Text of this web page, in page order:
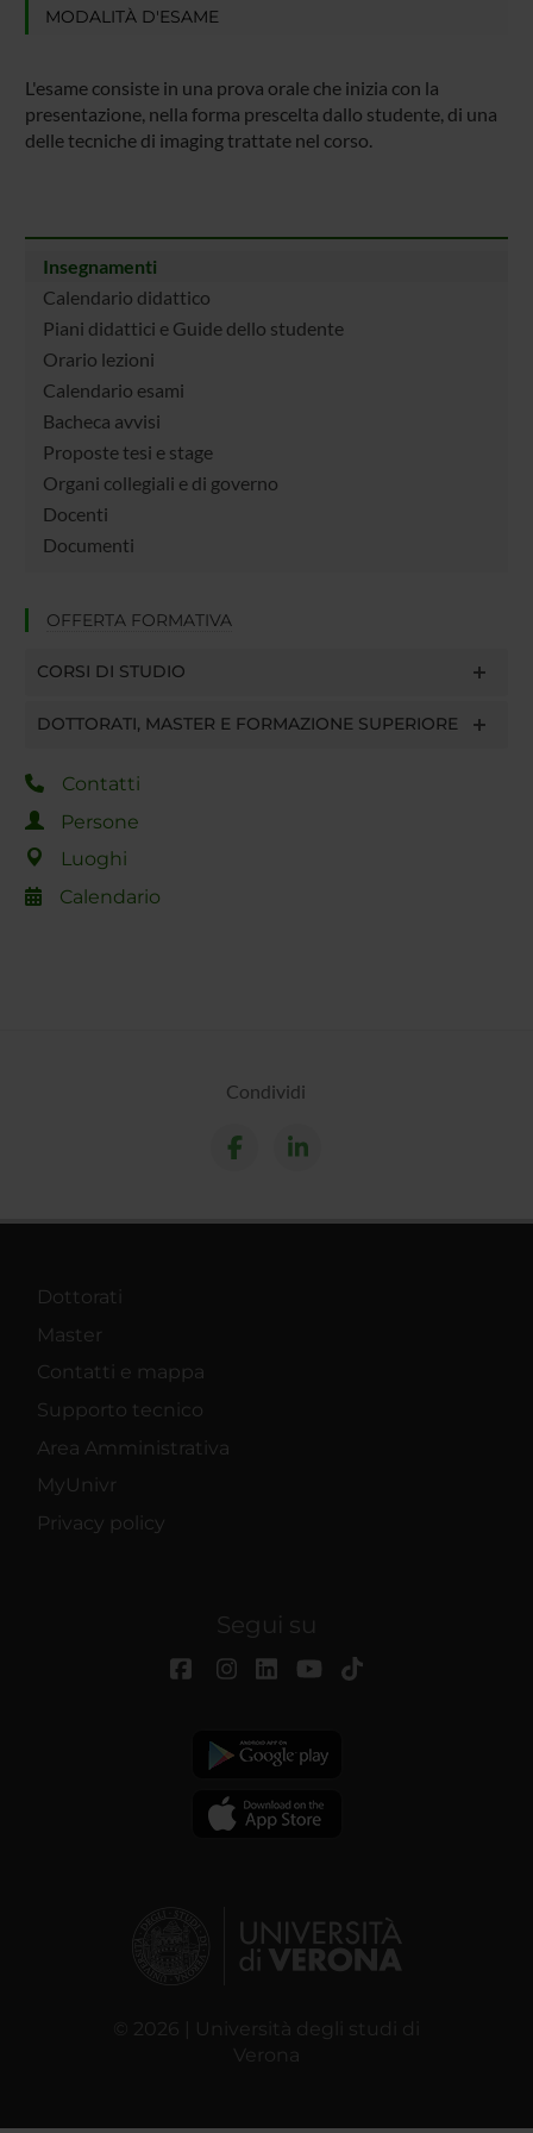
MODALITÀ D'ESAME
L'esame consiste in una prova orale che inizia con la
presentazione, nella forma prescelta dallo studente, di una
delle tecniche di imaging trattate nel corso.
Insegnamenti
Calendario didattico
Piani didattici e Guide dello studente
Orario lezioni
Calendario esami
Bacheca avvisi
Proposte tesi e stage
Organi collegiali e di governo
Docenti
Documenti
OFFERTA FORMATIVA
CORSI DI STUDIO
DOTTORATI, MASTER E FORMAZIONE SUPERIORE
Contatti
Persone
Luoghi
Calendario
Condividi
Dottorati
Master
Contatti e mappa
Supporto tecnico
Area Amministrativa
MyUnivr
Privacy policy
Segui su
© 2026 | Università degli studi di
Verona